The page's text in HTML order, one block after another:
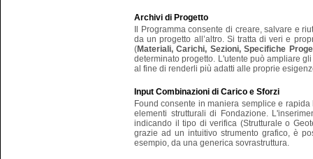
Archivi di Progetto
Il Programma consente di creare, salvare e
da un progetto all’altro. Si tratta di veri e
(Materiali, Carichi, Sezioni, Specifiche
determinato progetto. L'utente può ampliare
al fine di renderli più adatti alle proprie
Input Combinazioni di Carico e Sforzi
Found consente in maniera semplice e
elementi strutturali di Fondazione.
indicando il tipo di verifica (Strutturale o
grazie ad un intuitivo strumento grafico, è
esempio, da una generica sovrastruttura.